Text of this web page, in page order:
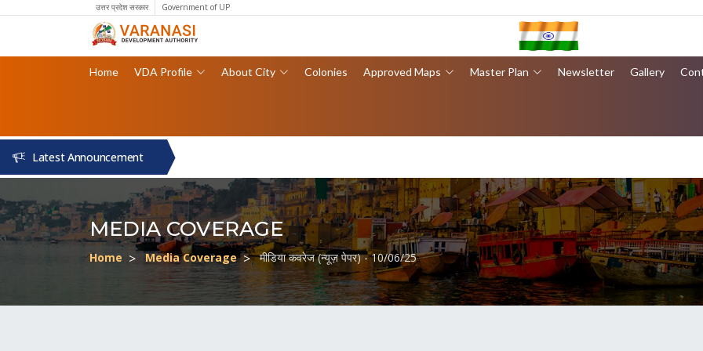
उत्तर प्रदेश सरकार Government of UP
Home VDA Profile About City Colonies Approved Maps Master Plan Newsletter Gallery
Latest Announcement
MEDIA COVERAGE
Home Media Coverage मीडिया कवरेज (न्यूज़ पेपर) - 10/06/25